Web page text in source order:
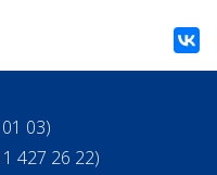
03)
427 26 22)